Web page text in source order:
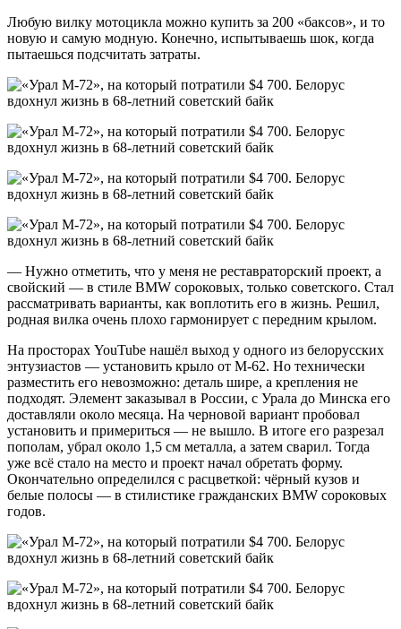
Любую вилку мотоцикла можно купить за 200 «баксов», и то
новую и самую модную. Конечно, испытываешь шок, когда
пытаешься подсчитать затраты.
— Нужно отметить, что у меня не реставраторский проект, а
свойский — в стиле BMW сороковых, только советского. Стал
рассматривать варианты, как воплотить его в жизнь. Решил,
родная вилка очень плохо гармонирует с передним крылом.
На просторах YouTube нашёл выход у одного из белорусских
энтузиастов — установить крыло от М-62. Но технически
разместить его невозможно: деталь шире, а крепления не
подходят. Элемент заказывал в России, с Урала до Минска его
доставляли около месяца. На черновой вариант пробовал
установить и примериться — не вышло. В итоге его разрезал
пополам, убрал около 1,5 см металла, а затем сварил. Тогда
уже всё стало на место и проект начал обретать форму.
Окончательно определился с расцветкой: чёрный кузов и
белые полосы — в стилистике гражданских BMW сороковых
годов.